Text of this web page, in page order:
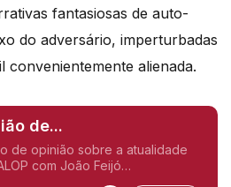
fantasiosas de auto-
do adversário, imperturbadas
convenientemente alienada.
de...
de opinião sobre a atualidade
com João Feijó